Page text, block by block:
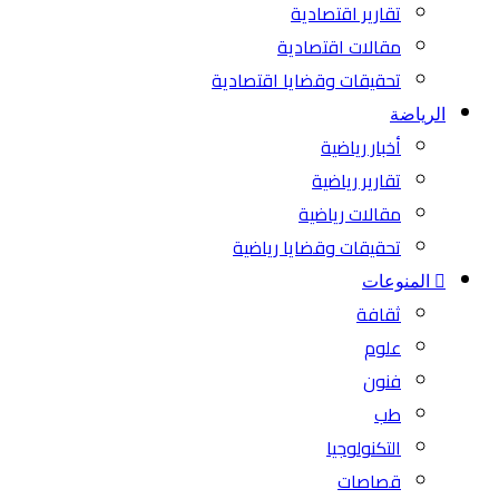
تقارير اقتصادية
مقالات اقتصادية
تحقيقات وقضايا اقتصادية
الرياضة
أخبار رياضية
تقارير رياضية
مقالات رياضية
تحقيقات وقضايا رياضية
المنوعات
ثقافة
علوم
فنون
طب
التكنولوجيا
قصاصات